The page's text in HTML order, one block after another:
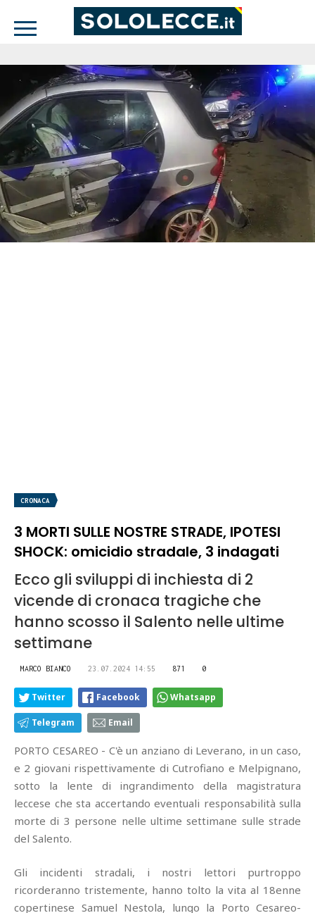
CRONACA
3 MORTI SULLE NOSTRE STRADE, IPOTESI
SHOCK: omicidio stradale, 3 indagati
Ecco gli sviluppi di inchiesta di 2
vicende di cronaca tragiche che
hanno scosso il Salento nelle ultime
settimane
MARCO BIANCO 23.07.2024 14:55 871 0
Twitter Facebook Whatsapp
Telegram Email
PORTO CESAREO - C'è un anziano di Leverano, in un caso,
e 2 giovani rispettivamente di Cutrofiano e Melpignano,
sotto la lente di ingrandimento della magistratura
leccese che sta accertando eventuali responsabilità sulla
morte di 3 persone nelle ultime settimane sulle strade
del Salento.
Gli incidenti stradali, i nostri lettori purtroppo
ricorderanno tristemente, hanno tolto la vita al 18enne
copertinese Samuel Nestola, lungo la Porto Cesareo-